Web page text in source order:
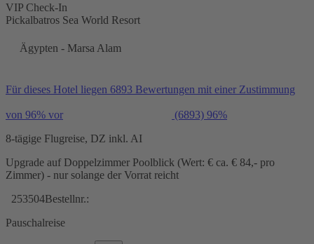
VIP Check-In
Pickalbatros Sea World Resort
Ägypten - Marsa Alam
Für dieses Hotel liegen 6893 Bewertungen mit einer Zustimmung
von 96% vor (6893) 96%
8-tägige Flugreise, DZ inkl. AI
Upgrade auf Doppelzimmer Poolblick (Wert: € ca. € 84,- pro
Zimmer) - nur solange der Vorrat reicht
253504Bestellnr.:
Pauschalreise